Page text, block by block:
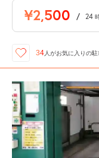
¥2,500 / 24
34 人がお気に入りの駐